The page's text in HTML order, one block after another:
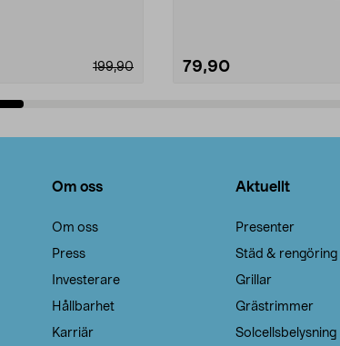
199,90 79,90
Om oss
Om oss
Press
Investerare
Hållbarhet
Karriär
Aktuellt
Presenter
Städ & rengöring
Grillar
Grästrimmer
Solcellsbelysning